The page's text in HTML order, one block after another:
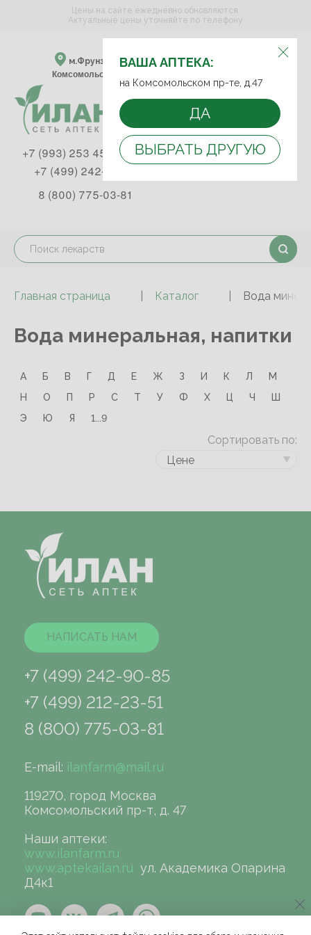
ВЫБЕРИТЕ АПТЕКУ:
м.Фрунзенская м.Спортивная
Комсомольский пр-т, д. 47
ВАША АПТЕКА:
на Комсомольском пр-те, д.47
ДА
ВЫБРАТЬ ДРУГУЮ
Цены на сайте ежедневно обновляются.
Актуальные цены уточняйте по телефону
+7 (993) 253 45 93
+7 (499) 242-90-85
8 (800) 775-03-81
Главная страница Каталог Вода
Вода минеральная, напитки
А Б В Г Д Е Ж З И К Л
М
Н
О П Р С Т У Ф Х Ц Ч
Ш
Э
Ю Я 1...9
Сортировать по:
Цене
НАПИСАТЬ НАМ
+7 (499) 242-90-85
+7 (499) 212-23-51
8 (800) 775-03-81
E-mail: ilanfarm@mail.ru
119270, город Москва
Комсомольский пр-т, д. 47
Наши аптеки:
www.ilanfarm.ru
www.aptekailan.ru ул. Академика Опарина
Д4к1